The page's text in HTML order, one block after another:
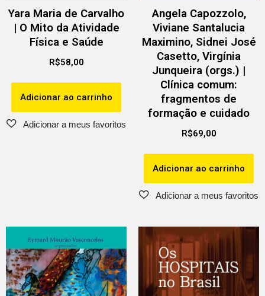
Yara Maria de Carvalho
| O Mito da Atividade
Física e Saúde
R$58,00
Adicionar ao carrinho
Angela Capozzolo,
Viviane Santalucia
Maximino, Sidnei José
Casetto, Virgínia
Junqueira (orgs.) |
Clínica comum:
fragmentos de
formação e cuidado
R$69,00
Adicionar ao carrinho